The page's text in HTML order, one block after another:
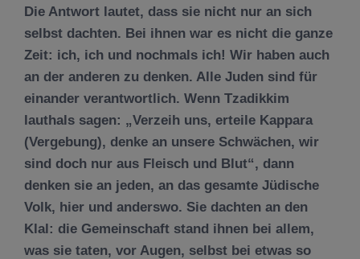
Die Antwort lautet, dass sie nicht nur an sich
selbst dachten. Bei ihnen war es nicht die ganze
Zeit: ich, ich und nochmals ich! Wir haben auch
an der anderen zu denken. Alle Juden sind für
einander verantwortlich. Wenn Tzadikkim
lauthals sagen: „Verzeih uns, erteile Kappara
(Vergebung), denke an unsere Schwächen, wir
sind doch nur aus Fleisch und Blut“, dann
denken sie an jeden, an das gesamte Jüdische
Volk, hier und anderswo. Sie dachten an den
Klal: die Gemeinschaft stand ihnen bei allem,
was sie taten, vor Augen, selbst bei etwas so